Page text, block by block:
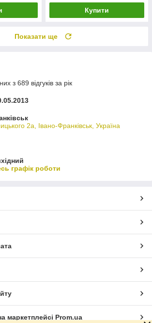
Купити
Показати ще
з 689 відгуків за рік
2а, Івано-Франківськ, Україна
графік роботи
маркетплейсі Prom.ua